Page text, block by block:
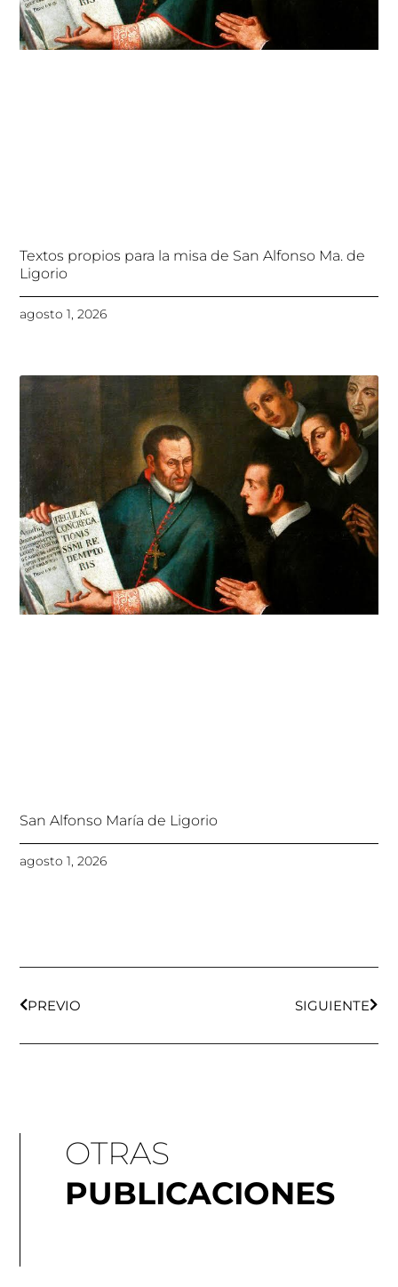
Textos propios para la misa de San Alfonso Ma. de
Ligorio
agosto 1, 2026
San Alfonso María de Ligorio
agosto 1, 2026
PREVIO SIGUIENTE
OTRAS
PUBLICACIONES